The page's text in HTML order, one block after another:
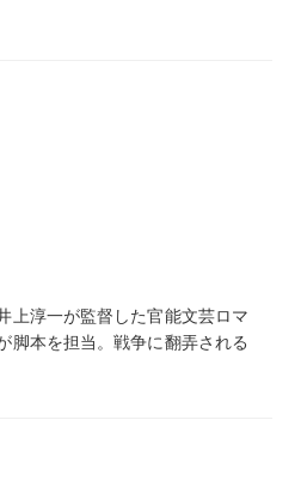
上淳一が監督した官能文芸ロマ
脚本を担当。戦争に翻弄される